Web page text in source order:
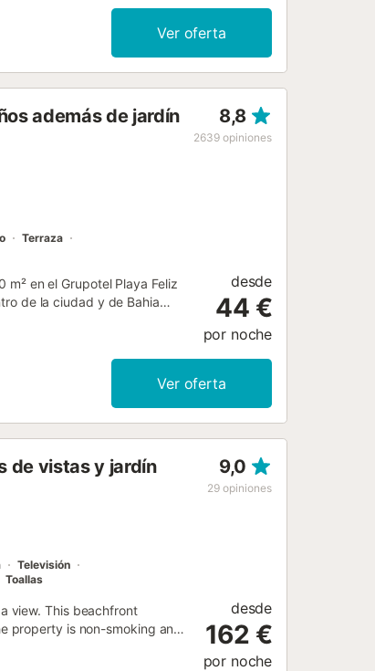
Ver oferta
además de jardín
8,8
2639 opiniones
Terraza
en el Grupotel Playa Feliz
de la ciudad y de Bahia
de estar incluye un sofá
y servicio de
junto a un centro de
se ofrecen menús infantiles
terraza, un solárium y una
locales, incluyendo el
desde
44 €
por noche
Ver oferta
de vistas y jardín 9,0
29 opiniones
Televisión
Toallas
view. This beachfront
property is non-smoking and
desde
162 €
por noche